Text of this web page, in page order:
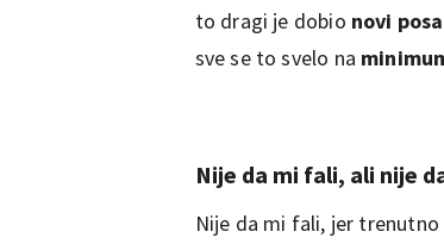
to dragi je dobio novi
sve se to svelo na
Nije da mi fali, ali nije
Nije da mi fali, jer trenutno